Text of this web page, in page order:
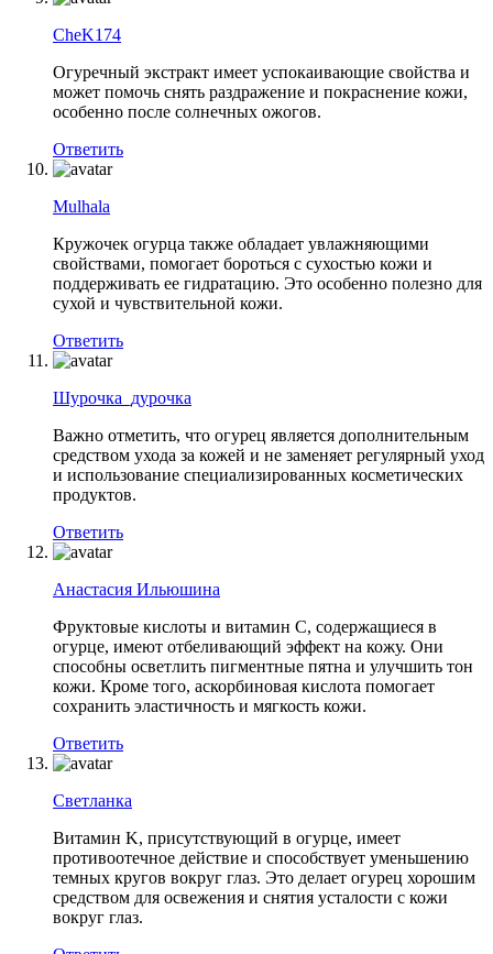
CheK174
Огуречный экстракт имеет успокаивающие свойства и
может помочь снять раздражение и покраснение кожи,
особенно после солнечных ожогов.
Ответить
Mulhala
Кружочек огурца также обладает увлажняющими
свойствами, помогает бороться с сухостью кожи и
поддерживать ее гидратацию. Это особенно полезно для
сухой и чувствительной кожи.
Ответить
Шурочка_дурочка
Важно отметить, что огурец является дополнительным
средством ухода за кожей и не заменяет регулярный уход
и использование специализированных косметических
продуктов.
Ответить
Анастасия Ильюшина
Фруктовые кислоты и витамин C, содержащиеся в
огурце, имеют отбеливающий эффект на кожу. Они
способны осветлить пигментные пятна и улучшить тон
кожи. Кроме того, аскорбиновая кислота помогает
сохранить эластичность и мягкость кожи.
Ответить
Светланка
Витамин K, присутствующий в огурце, имеет
противоотечное действие и способствует уменьшению
темных кругов вокруг глаз. Это делает огурец хорошим
средством для освежения и снятия усталости с кожи
вокруг глаз.